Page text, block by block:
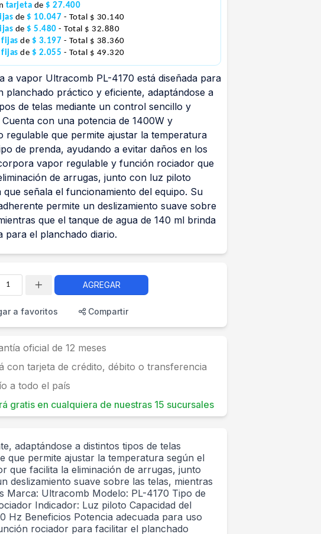
tarjeta de $ 27.400
de $ 10.047 - Total $ 30.140
de $ 5.480 - Total $ 32.880
fijas de $ 3.197 - Total $ 38.360
fijas de $ 2.055 - Total $ 49.320
a vapor Ultracomb PL-4170 está diseñada para
planchado práctico y eficiente, adaptándose a
de telas mediante un control sencillo y
con una potencia de 1400W y
regulable que permite ajustar la temperatura
de prenda, ayudando a evitar daños en los
vapor regulable y función rociador que
de arrugas, junto con luz piloto
que señala el funcionamiento del equipo. Su
permite un deslizamiento suave sobre
que el tanque de agua de 140 ml brinda
para el planchado diario.
AGREGAR
a favoritos Compartir
oficial de 12 meses
con tarjeta de crédito, débito o transferencia
a todo el país
gratis en cualquiera de nuestras 15 sucursales
adaptándose a distintos tipos de telas
que permite ajustar la temperatura según el
que facilita la eliminación de arrugas, junto
deslizamiento suave sobre las telas, mientras
Marca: Ultracomb Modelo: PL-4170 Tipo de
Indicador: Luz piloto Capacidad del
Hz Beneficios Potencia adecuada para uso
rociador para facilitar el planchado